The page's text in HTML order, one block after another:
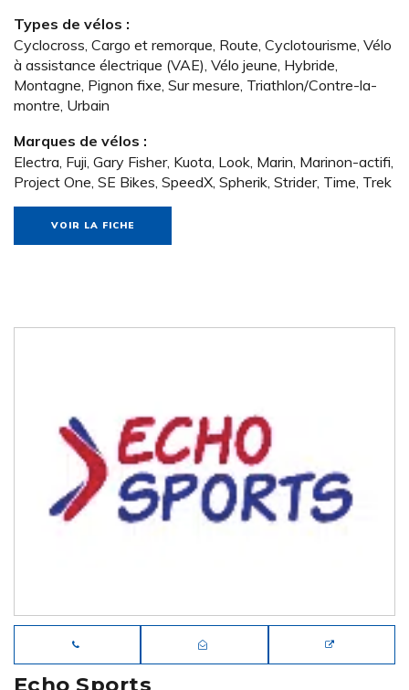
Types de vélos :
Cyclocross, Cargo et remorque, Route, Cyclotourisme, Vélo
à assistance électrique (VAE), Vélo jeune, Hybride,
Montagne, Pignon fixe, Sur mesure, Triathlon/Contre-la-
montre, Urbain
Marques de vélos :
Electra, Fuji, Gary Fisher, Kuota, Look, Marin, Marinon-actifi,
Project One, SE Bikes, SpeedX, Spherik, Strider, Time, Trek
VOIR LA FICHE
Echo Sports